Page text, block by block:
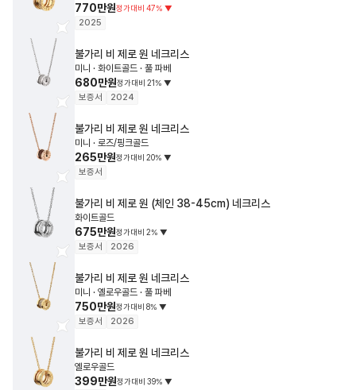
770만원정가대비 47% ▼
2025
불가리 비 제로 원 네크리스
미니 · 화이트골드 · 풀 파베
680만원정가대비 21% ▼
보증서 2024
불가리 비 제로 원 네크리스
미니 · 로즈/핑크골드
265만원정가대비 20% ▼
보증서
불가리 비 제로 원 (체인 38-45cm) 네크리스
화이트골드
675만원정가대비 2% ▼
보증서 2026
불가리 비 제로 원 네크리스
미니 · 옐로우골드 · 풀 파베
750만원정가대비 8% ▼
보증서 2026
불가리 비 제로 원 네크리스
옐로우골드
399만원정가대비 39% ▼